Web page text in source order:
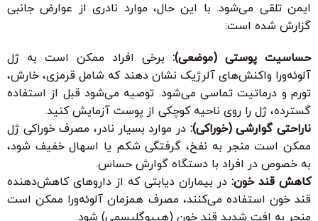
ایمن تلقی می‌شود. با این حال، موارد نادری از عوارض جانبی
گزارش شده است:
حساسیت پوستی (موضعی): برخی افراد ممکن است به ژل
آلوئه‌ورا واکنش‌های آلرژیک نشان دهند که شامل قرمزی، خارش،
تورم و درماتیت تماسی می‌شود. توصیه می‌شود قبل از استفاده
گسترده، ژل را روی ناحیه کوچکی از پوست آزمایش کنید.
ناراحتی گوارشی (خوراکی): در موارد بسیار نادر، مصرف خوراکی ژل
ممکن است منجر به نفخ، گرفتگی شکم یا اسهال خفیف شود،
به خصوص در افراد با دستگاه گوارش حساس.
کاهش قند خون: در بیماران دیابتی که از داروهای کاهش‌دهنده
قند خون استفاده می‌کنند، مصرف همزمان آلوئه‌ورا ممکن است
منجر به افت شدید قند خون (هیپوگلیسمی) شود.